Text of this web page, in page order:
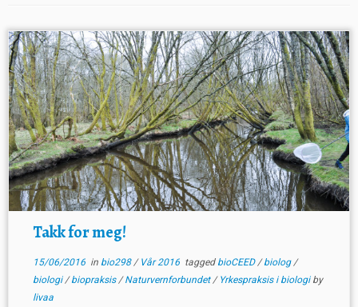
Takk for meg!
15/06/2016in bio298/ Vår 2016 tagged bioCEED/biolog/
biologi/biopraksis/Naturvernforbundet/ Yrkespraksis i biologi by
livaa